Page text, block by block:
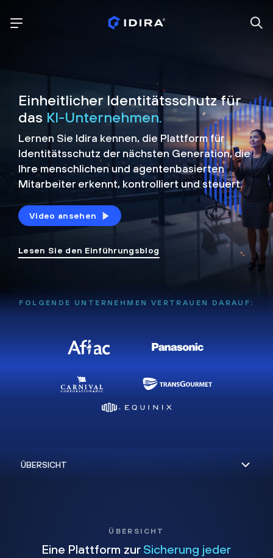
Einheitlicher Identitätsschutz für
das KI-Unternehmen.
Lernen Sie Idira kennen, die Plattformfür
Identitätsschutz der nächsten Generation, die
Ihre menschlichen und agentenbasierten
Mitarbeiter erkennt, kontrolliert undsteuert.
Video ansehen
Lesen Sie den Einführungsblog
FOLGENDE UNTERNEHMEN VERTRAUEN DARAUF:
ÜBERSICHT
Eine Plattform zur Sicherung jeder